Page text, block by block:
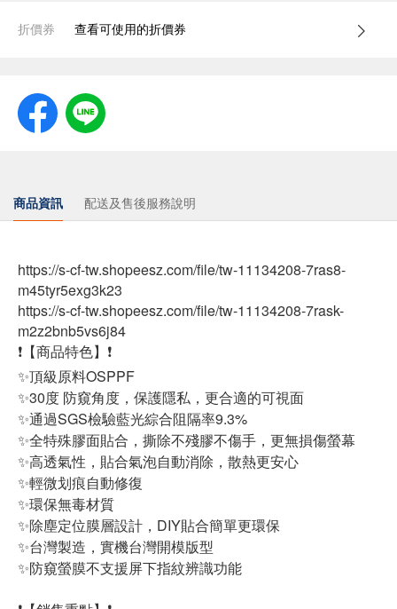
折價券 查看可使用的折價券
商品資訊 配送及售後服務說明
https://s-cf-tw.shopeesz.com/file/tw-11134208-7ras8-
m45tyr5exg3k23
https://s-cf-tw.shopeesz.com/file/tw-11134208-7rask-
m2z2bnb5vs6j84
❗【商品特色】❗
✨頂級原料OSPPF
✨30度 防窺角度，保護隱私，更合適的可視面
✨通過SGS檢驗藍光綜合阻隔率9.3%
✨全特殊膠面貼合，撕除不殘膠不傷手，更無損傷螢幕
✨高透氣性，貼合氣泡自動消除，散熱更安心
✨輕微划痕自動修復
✨環保無毒材質
✨除塵定位膜層設計，DIY貼合簡單更環保
✨台灣製造，實機台灣開模版型
✨防窺螢膜不支援屏下指紋辨識功能